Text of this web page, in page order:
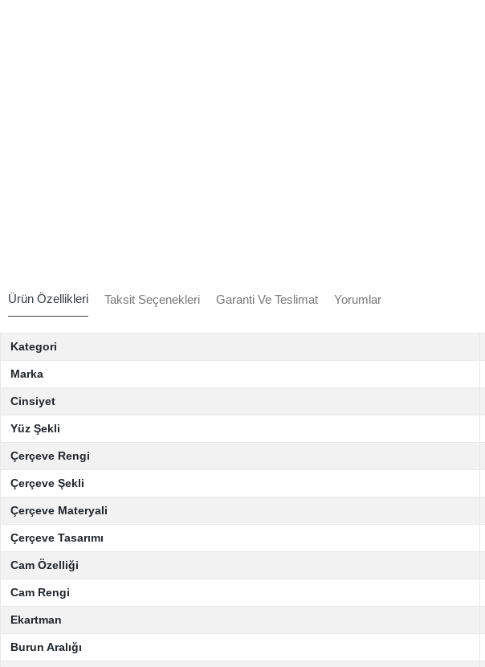
Ürün Özellikleri Taksit Seçenekleri Garanti Ve Teslimat Yorumlar
Kategori
Marka
Cinsiyet
Yüz Şekli
Çerçeve Rengi
Çerçeve Şekli
Çerçeve Materyali
Çerçeve Tasarımı
Cam Özelliği
Cam Rengi
Ekartman
Burun Aralığı